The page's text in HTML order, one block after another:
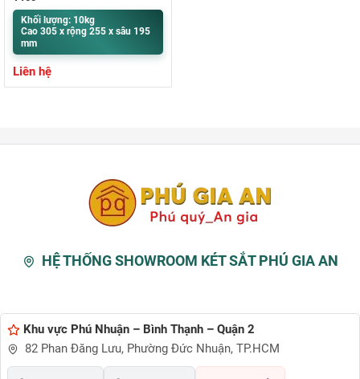
Khối lượng: 10kg
Cao 305 x rộng 255 x sâu 195
mm
Liên hệ
HỆ THỐNG SHOWROOM KÉT SẮT PHÚ GIA AN
Khu vực Phú Nhuận – Bình Thạnh – Quận 2
82 Phan Đăng Lưu, Phường Đức Nhuận, TP.HCM